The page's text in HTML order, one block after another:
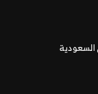
السعودية